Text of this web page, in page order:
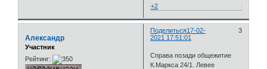
+2
Поделиться 3
17-02-
2021 17:51:01
Александр
Участник
Рейтинг:
Справа позади общежитие
К.Маркса 24/1. Левее